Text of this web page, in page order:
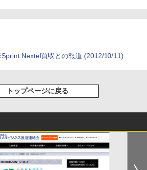
Nextel買収との報道 (2012/10/11)
トップページに戻る